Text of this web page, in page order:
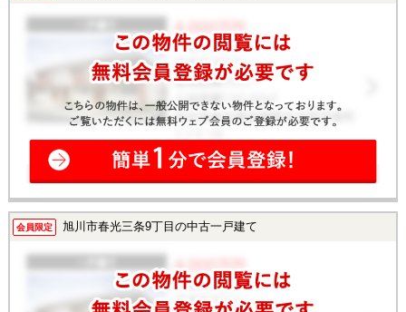
会員限定 旭川市春光三条9丁目の中古一戸建て